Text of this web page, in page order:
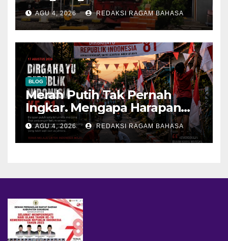
Parungkuda, Perjalanan
Kereta Sempat Tertunda
AGU 4, 2026 REDAKSI RAGAM BAHASA
BLOG
Merah Putih Tak Pernah
Ingkar. Mengapa Harapan
Terasa Memudar?
AGU 4, 2026 REDAKSI RAGAM BAHASA